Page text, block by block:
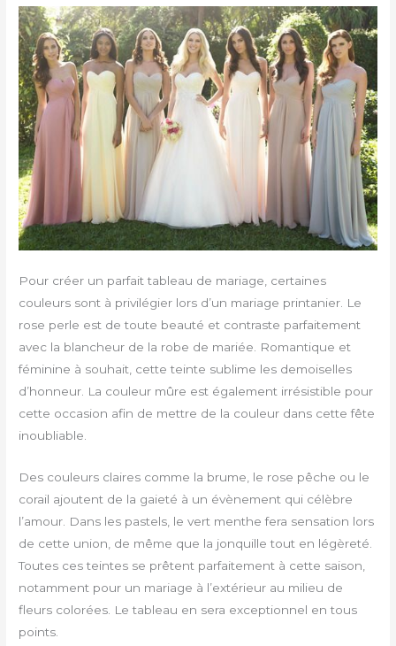
Pour créer un parfait tableau de mariage, certaines
couleurs sont à privilégier lors d’un mariage printanier. Le
rose perle est de toute beauté et contraste parfaitement
avec la blancheur de la robe de mariée. Romantique et
féminine à souhait, cette teinte sublime les demoiselles
d’honneur. La couleur mûre est également irrésistible pour
cette occasion afin de mettre de la couleur dans cette fête
inoubliable.
Des couleurs claires comme la brume, le rose pêche ou le
corail ajoutent de la gaieté à un évènement qui célèbre
l’amour. Dans les pastels, le vert menthe fera sensation lors
de cette union, de même que la jonquille tout en légèreté.
Toutes ces teintes se prêtent parfaitement à cette saison,
notamment pour un mariage à l’extérieur au milieu de
fleurs colorées. Le tableau en sera exceptionnel en tous
points.